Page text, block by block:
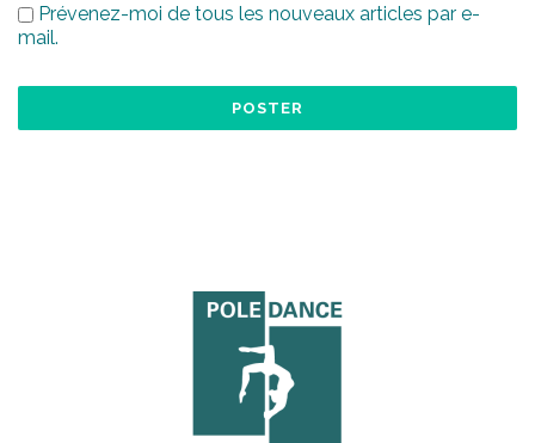
Prévenez-moi de tous les nouveaux articles par e-
mail.